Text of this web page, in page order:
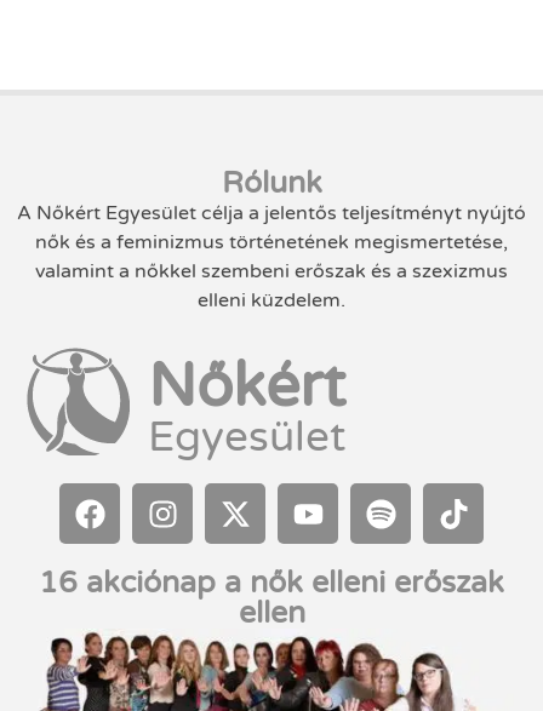
Rólunk
A Nőkért Egyesület célja a jelentős teljesítményt nyújtó
nők és a feminizmus történetének megismertetése,
valamint a nőkkel szembeni erőszak és a szexizmus
elleni küzdelem.
Nőkért
Egyesület
16 akciónap a nők elleni erőszak
ellen